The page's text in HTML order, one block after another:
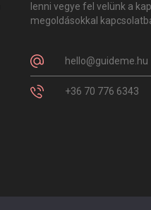
lenni vegye fel velünk a
megoldásokkal
hello@guideme.hu
+36 70 776 6343